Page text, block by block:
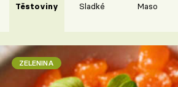
Těstoviny Sladké Maso
ZELENINA